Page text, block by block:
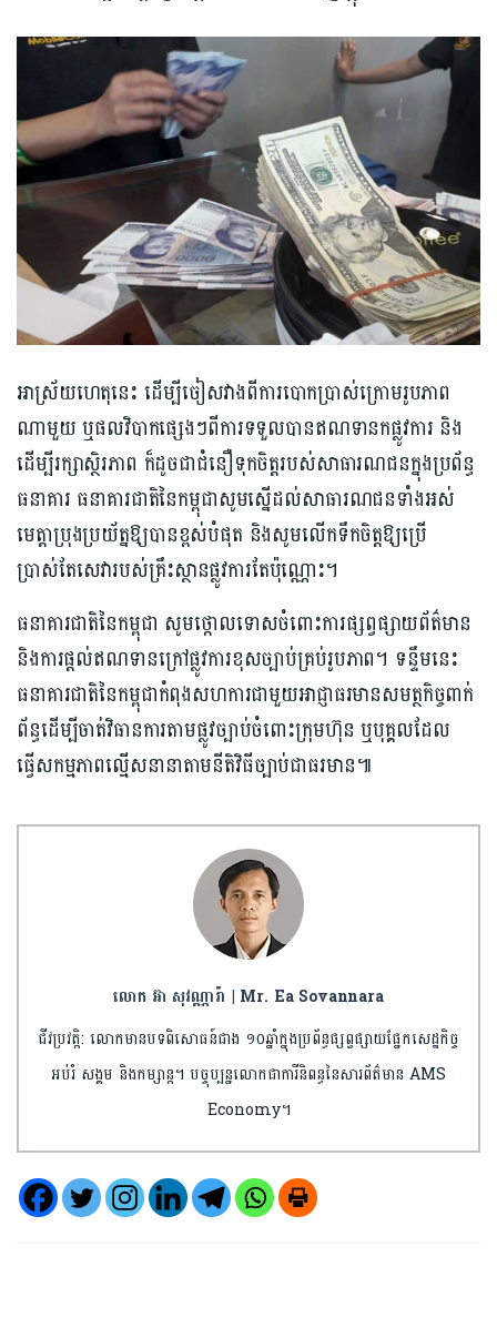
អាស្រ័យហេតុនេះ ដើម្បីចៀសវាងពីការបោកប្រាស់ក្រោមរូបភាព
ណាមួយ ឬផលវិបាកផ្សេងៗពីការទទួលបានឥណទានកផ្លូវការ និង
ដើម្បីរក្សាស្ថិរភាព ក៏ដូចជាជំនឿទុកចិត្តរបស់សាធារណជនក្នុងប្រព័ន្ធ
ធនាគារ ធនាគារជាតិនៃកម្ពុជាសូមស្នើដល់សាធារណជនទាំងអស់
មេត្តាប្រុងប្រយ័ត្នឱ្យបានខ្ពស់បំផុត និងសូមលើកទឹកចិត្តឱ្យប្រើ
ប្រាស់តែសេវារបស់គ្រឹះស្ថានផ្លូវការតែប៉ុណ្ណោះ។
ធនាគារជាតិនៃកម្ពុជា សូមថ្កោលទោសចំពោះការផ្សព្វផ្សាយព័ត៌មាន
និងការផ្តល់ឥណទានក្រៅផ្លូវការខុសច្បាប់គ្រប់រូបភាព។ ទន្ទឹមនេះ
ធនាគារជាតិនៃកម្ពុជាកំពុងសហការជាមួយអាជ្ញាធរមានសមត្ថកិច្ចពាក់
ព័ន្ធដើម្បីចាត់វិធានការតាមផ្លូវច្បាប់ចំពោះក្រុមហ៊ុន ឬបុគ្គលដែល
ធ្វើសកម្មភាពល្មើសនានាតាមនីតិវិធីច្បាប់ជាធរមាន៕
លោក អ៊ា សុវណ្ណារ៉ា | Mr. Ea Sovannara
ជីវប្រវត្តិ: លោកមានបទពិសោធន៍ជាង ១០ឆ្នាំក្នុងប្រព័ន្ធផ្សព្វផ្សាយផ្នែកសេដ្ឋកិច្ច
អប់រំ សង្គម និងកម្សាន្ត។ បច្ចុប្បន្នលោកជាការីនិពន្ធនៃសារព័ត៌មាន AMS
Economy។